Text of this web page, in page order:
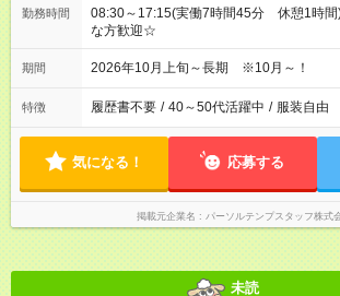
勤務時間
08:30～17:15(実働7時間45分 休憩1時
な方歓迎☆
期間 2026年10月上旬～長期 ※10月～！
特徴 履歴書不要 / 40～50代活躍中 / 服装自由
気になる！ 応募する
掲載元企業名 パーソルテンプスタッフ株式
未読